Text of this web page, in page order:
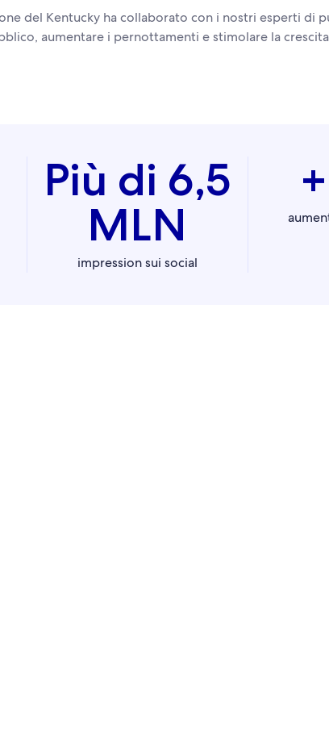
del Kentucky ha collaborato con i nostri esperti di
aumentare i pernottamenti e stimolare la
Più di 6,5
MLN
impression sui social